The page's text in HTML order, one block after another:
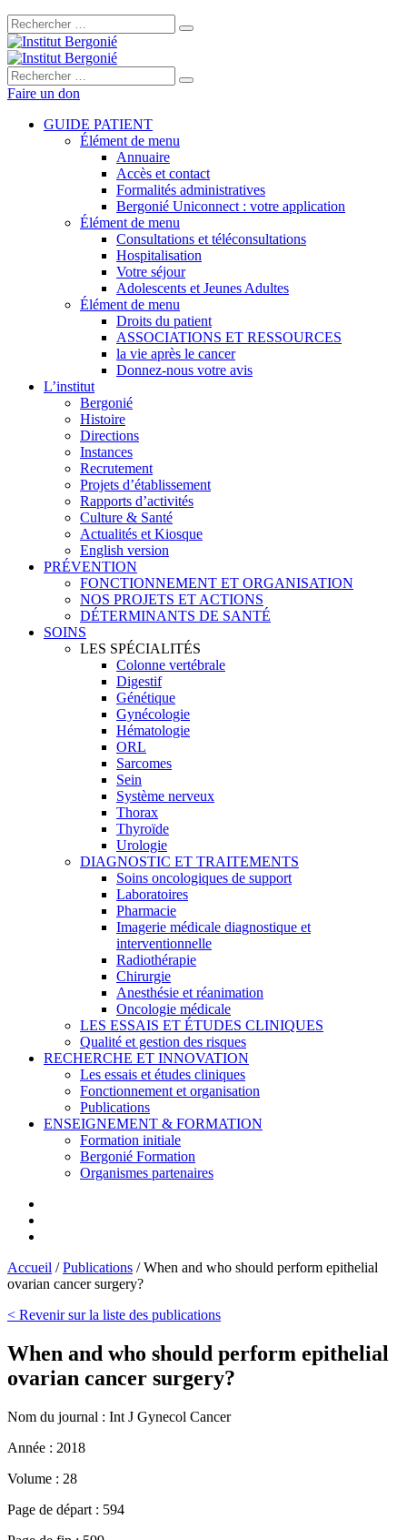
Rechercher :
Rechercher :
Faire un don
GUIDE PATIENT
Élément de menu
Annuaire
Accès et contact
Formalités administratives
Bergonié Uniconnect : votre application
Élément de menu
Consultations et téléconsultations
Hospitalisation
Votre séjour
Adolescents et Jeunes Adultes
Élément de menu
Droits du patient
ASSOCIATIONS ET RESSOURCES
la vie après le cancer
Donnez-nous votre avis
L’institut
Bergonié
Histoire
Directions
Instances
Recrutement
Projets d’établissement
Rapports d’activités
Culture & Santé
Actualités et Kiosque
English version
PRÉVENTION
FONCTIONNEMENT ET ORGANISATION
NOS PROJETS ET ACTIONS
DÉTERMINANTS DE SANTÉ
SOINS
LES SPÉCIALITÉS
Colonne vertébrale
Digestif
Génétique
Gynécologie
Hématologie
ORL
Sarcomes
Sein
Système nerveux
Thorax
Thyroïde
Urologie
DIAGNOSTIC ET TRAITEMENTS
Soins oncologiques de support
Laboratoires
Pharmacie
Imagerie médicale diagnostique et
interventionnelle
Radiothérapie
Chirurgie
Anesthésie et réanimation
Oncologie médicale
LES ESSAIS ET ÉTUDES CLINIQUES
Qualité et gestion des risques
RECHERCHE ET INNOVATION
Les essais et études cliniques
Fonctionnement et organisation
Publications
ENSEIGNEMENT & FORMATION
Formation initiale
Bergonié Formation
Organismes partenaires
Accueil /Publications /When and who should perform epithelial
ovarian cancer surgery?
< Revenir sur la liste des publications
When and who should perform epithelial
ovarian cancer surgery?
Nom du journal : Int J Gynecol Cancer
Année : 2018
Volume : 28
Page de départ : 594